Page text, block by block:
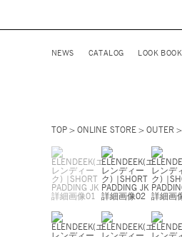
NEWS CATALOG LOOK BOOK
TOP ONLINE STORE OUTER
オフホワイト